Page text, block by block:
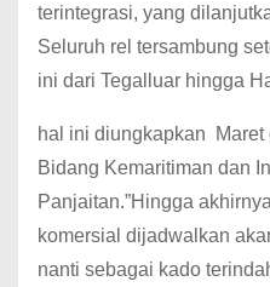
terintegrasi, yang
Seluruh rel tersambung
ini dari Tegalluar hingga
hal ini diungkapkan
Bidang Kemaritiman dan
Panjaitan.”Hingga
komersial dijadwalkan
nanti sebagai kado